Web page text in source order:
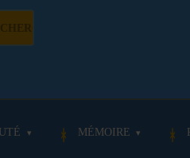
MÉMOIRE